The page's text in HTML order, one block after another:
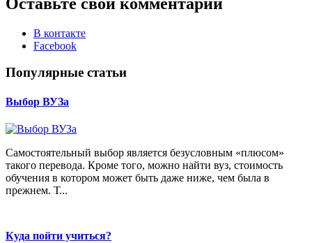
В контакте
Facebook
Популярные статьи
Выбор ВУЗа
Самостоятельный выбор является безусловным «плюсом»
такого перевода. Кроме того, можно найти вуз, стоимость
обучения в котором может быть даже ниже, чем была в
прежнем. Т...
Куда пойти учиться?